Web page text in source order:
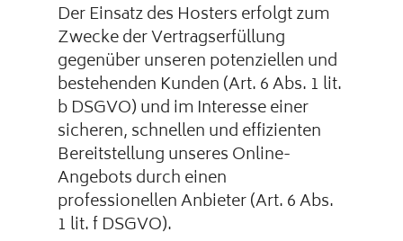
Der Einsatz des Hosters erfolgt zum
Zwecke der Vertragserfüllung
gegenüber unseren potenziellen und
bestehenden Kunden (Art. 6 Abs. 1 lit.
b DSGVO) und im Interesse einer
sicheren, schnellen und effizienten
Bereitstellung unseres Online-
Angebots durch einen
professionellen Anbieter (Art. 6 Abs.
1 lit. f DSGVO).